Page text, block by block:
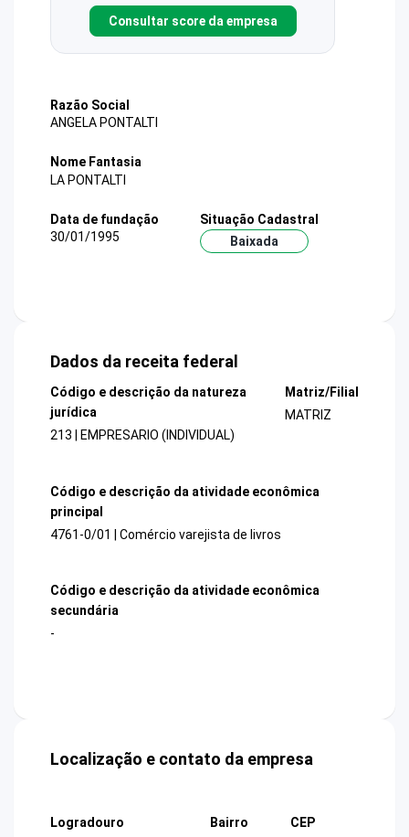
Consultar score da empresa
Razão Social
ANGELA PONTALTI
Nome Fantasia
LA PONTALTI
Data de fundação
30/01/1995
Situação Cadastral
Baixada
Dados da receita federal
Código e descrição da natureza
jurídica
213 | EMPRESARIO (INDIVIDUAL)
Matriz/Filial
MATRIZ
Código e descrição da atividade econômica
principal
4761-0/01 | Comércio varejista de livros
Código e descrição da atividade econômica
secundária
-
Localização e contato da empresa
Logradouro
Bairro
CEP